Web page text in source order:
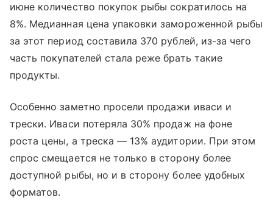
июне количество покупок рыбы сократилось на
8%. Медианная цена упаковки замороженной рыбы
за этот период составила 370 рублей, из-за чего
часть покупателей стала реже брать такие
продукты.
Особенно заметно просели продажи иваси и
трески. Иваси потеряла 30% продаж на фоне
роста цены, а треска — 13% аудитории. При этом
спрос смещается не только в сторону более
доступной рыбы, но и в сторону более удобных
форматов.